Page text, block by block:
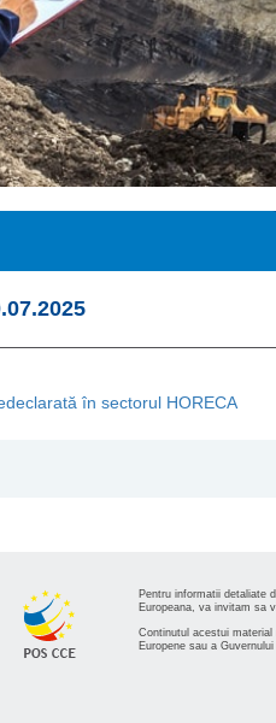
în sectorul HORECA
Pentru informatii detaliate
Europeana, va invitam sa
Continutul acestui
Europene sau a